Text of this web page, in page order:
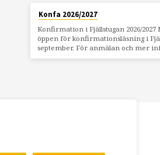
Konfa 2026/2027
Konfirmation i Fjällstugan 2026/
öppen för konfirmationsläsning i
september. För anmälan och mer